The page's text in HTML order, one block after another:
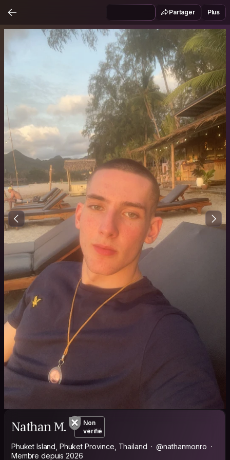
Partager Plus
Nathan M.
Non
vérifié
Phuket Island, Phuket Province, Thailand
@nathanmonro
Membre depuis 2026